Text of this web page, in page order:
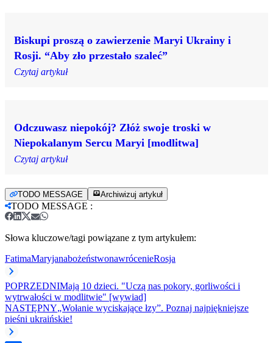
Biskupi proszą o zawierzenie Maryi Ukrainy i
Rosji. “Aby zło przestało szaleć”
Czytaj artykuł
Odczuwasz niepokój? Złóż swoje troski w
Niepokalanym Sercu Maryi [modlitwa]
Czytaj artykuł
TODO MESSAGE Archiwizuj artykuł
TODO MESSAGE :
Słowa kluczowe/tagi powiązane z tym artykułem:
FatimaMaryjanabożeństwonawrócenieRosja
POPRZEDNIMają 10 dzieci. "Uczą nas pokory, gorliwości i
wytrwałości w modlitwie" [wywiad]
NASTĘPNY„Wołanie wyciskające łzy”. Poznaj najpiękniejsze
pieśni ukraińskie!